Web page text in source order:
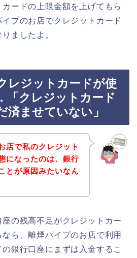
ードの上限金額を上げてもら
プのお店でクレジットカード
ましたよ。
レジットカードが使
「クレジットカード
済ませていない」
店で私のクレジット
になったのは、銀行
とが原因みたいなん
の残高不足がクレジットカー
ら、離煙パイプのお店で利用
銀行口座にまずは入金するこ